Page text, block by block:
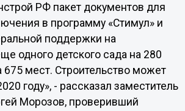
РФ пакет документов для
в программу «Стимул» и
поддержки на
одного детского сада на 280
мест. Строительство может
году», - рассказал заместитель
Морозов, проверивший